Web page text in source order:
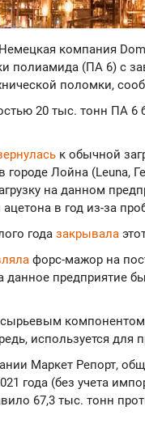
компания
полиамида (ПА 6) с
поломки,
20 тыс. тонн ПА 6
к обычной
городе Лойна (Leuna,
на данном
в год из-за
года закрывала
форс-мажор на
данное предприятие
используется для
Маркет Репорт,
года (без учета
67,3 тыс. тонн